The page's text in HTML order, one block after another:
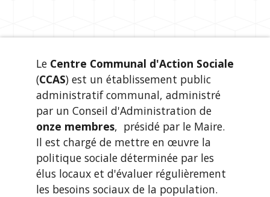
Le Centre Communal d'Action Sociale
(CCAS) est un établissement public
administratif communal, administré
par un Conseil d'Administration de
onze membres, présidé par le Maire.
Il est chargé de mettre en œuvre la
politique sociale déterminée par les
élus locaux et d'évaluer régulièrement
les besoins sociaux de la population.